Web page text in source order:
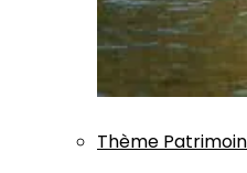
Thème